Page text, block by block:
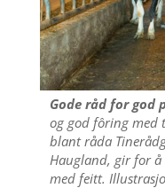
Gode råd for god
og god fôring med
blant råda
Haugland, gir for
med feitt.